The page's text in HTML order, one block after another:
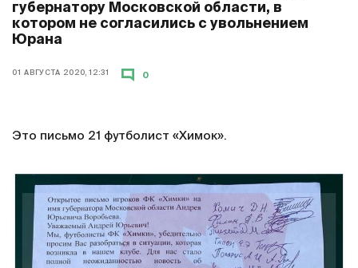
губернатору Московской области, в
котором не согласились с увольнением
Юрана
01 АВГУСТА 2020, 12:31 0
Это письмо 21 футболист «Химок».